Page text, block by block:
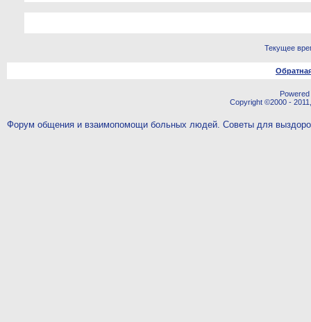
Текущее
Copyright ©2000 -
Форум общения и взаимопомощи больных людей. Советы для